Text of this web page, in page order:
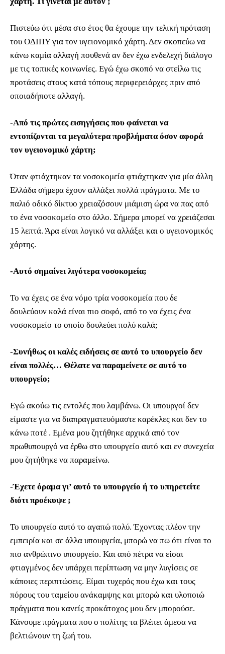
Πιστεύω ότι μέσα στο έτος θα έχουμε την τελική πρόταση
του ΟΔΙΠΥ για τον υγειονομικό χάρτη. Δεν σκοπεύω να
κάνω καμία αλλαγή πουθενά αν δεν έχω ενδελεχή διάλογο
με τις τοπικές κοινωνίες. Εγώ έχω σκοπό να στείλω τις
προτάσεις στους κατά τόπους περιφερειάρχες πριν από
οποιαδήποτε αλλαγή.
-Από τις πρώτες εισηγήσεις που φαίνεται να
εντοπίζονται τα μεγαλύτερα προβλήματα όσον αφορά
τον υγειονομικό χάρτη;
Όταν φτιάχτηκαν τα νοσοκομεία φτιάχτηκαν για μία άλλη
Ελλάδα σήμερα έχουν αλλάξει πολλά πράγματα. Με το
παλιό οδικό δίκτυο χρειαζόσουν μιάμιση ώρα να πας από
το ένα νοσοκομείο στο άλλο. Σήμερα μπορεί να χρειάζεσαι
15 λεπτά. Άρα είναι λογικό να αλλάξει και ο υγειονομικός
χάρτης.
-Αυτό σημαίνει λιγότερα νοσοκομεία;
Το να έχεις σε ένα νόμο τρία νοσοκομεία που δε
δουλεύουν καλά είναι πιο σοφό, από το να έχεις ένα
νοσοκομείο το οποίο δουλεύει πολύ καλά;
-Συνήθως οι καλές ειδήσεις σε αυτό το υπουργείο δεν
είναι πολλές… Θέλατε να παραμείνετε σε αυτό το
υπουργείο;
Εγώ ακούω τις εντολές που λαμβάνω. Οι υπουργοί δεν
είμαστε για να διαπραγματευόμαστε καρέκλες και δεν το
κάνω ποτέ . Εμένα μου ζητήθηκε αρχικά από τον
πρωθυπουργό να έρθω στο υπουργείο αυτό και εν συνεχεία
μου ζητήθηκε να παραμείνω.
-Έχετε όραμα γι’ αυτό το υπουργείο ή το υπηρετείτε
διότι προέκυψε ;
Το υπουργείο αυτό το αγαπώ πολύ. Έχοντας πλέον την
εμπειρία και σε άλλα υπουργεία, μπορώ να πω ότι είναι το
πιο ανθρώπινο υπουργείο. Και από πέτρα να είσαι
φτιαγμένος δεν υπάρχει περίπτωση να μην λυγίσεις σε
κάποιες περιπτώσεις. Είμαι τυχερός που έχω και τους
πόρους του ταμείου ανάκαμψης και μπορώ και υλοποιώ
πράγματα που κανείς προκάτοχος μου δεν μπορούσε.
Κάνουμε πράγματα που ο πολίτης τα βλέπει άμεσα να
βελτιώνουν τη ζωή του.